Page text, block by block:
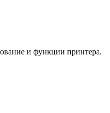
и функции принтера.